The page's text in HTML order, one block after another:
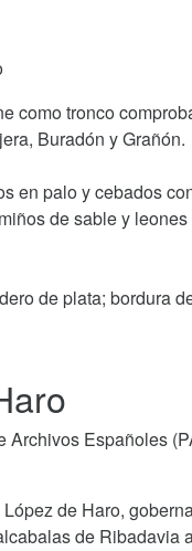
como tronco
Buradón y Grañón.
en palo y cebados
de sable y
de plata; bordura
Españoles
de Haro,
de Ribadavia